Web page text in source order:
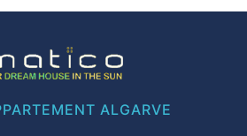
ALGARVE